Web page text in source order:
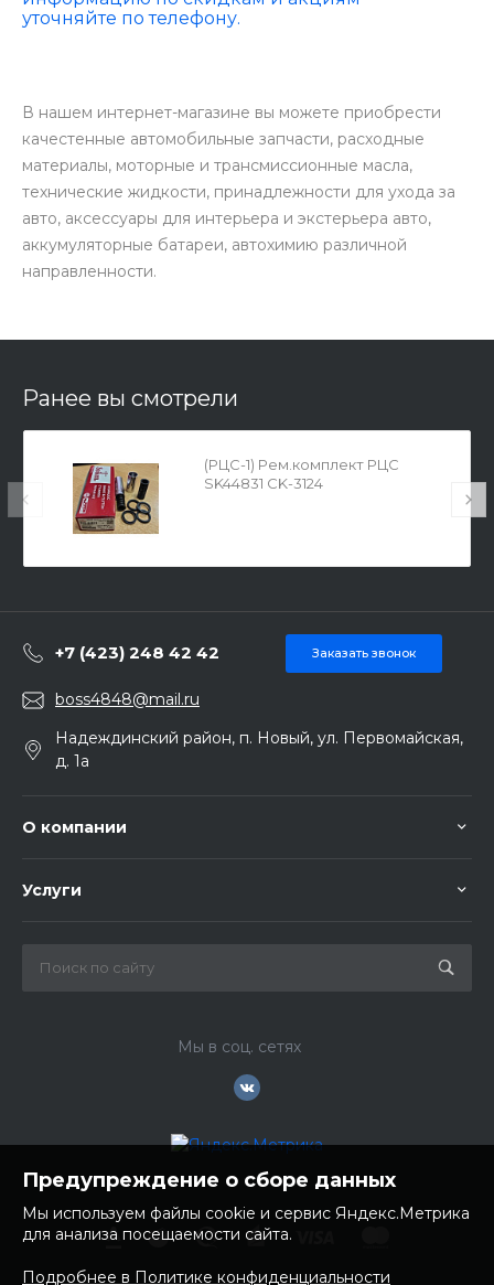
уточняйте по телефону.
В нашем интернет-магазине вы можете приобрести
качестенные автомобильные запчасти, расходные
материалы, моторные и трансмиссионные масла,
технические жидкости, принадлежности для ухода за
авто, аксессуары для интерьера и экстерьера авто,
аккумуляторные батареи, автохимию различной
направленности.
Ранее вы смотрели
(РЦС-1) Рем.комплект РЦС
SK44831 CK-3124
+7 (423) 248 42 42 Заказать звонок
boss4848@mail.ru
Надеждинский район, п. Новый, ул. Первомайская,
д. 1а
О компании
Услуги
Мы в соц. сетях
Предупреждение о сборе данных
Мы используем файлы cookie и сервис Яндекс.Метрика
для анализа посещаемости сайта.
Подробнее в Политике конфиденциальности